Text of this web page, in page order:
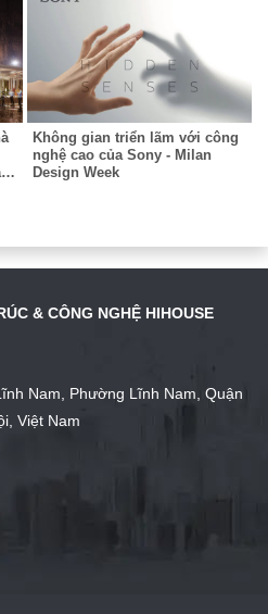
Không gian triển lãm với công
nghệ cao của Sony - Milan
Design Week
& CÔNG NGHỆ HIHOUSE
Nam, Phường Lĩnh Nam, Quận
Việt Nam